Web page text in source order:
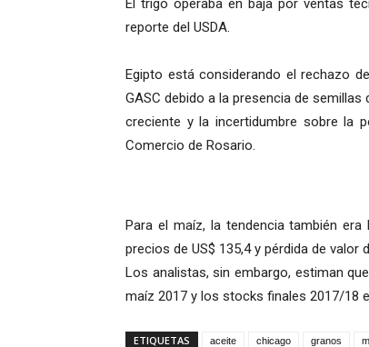
El trigo operaba en baja por ventas
reporte del USDA.
Egipto está considerando el rechazo
GASC debido a la presencia de
creciente y la incertidumbre sobre la
Comercio de Rosario.
Para el maíz, la tendencia también
precios de US$ 135,4 y pérdida de valor
Los analistas, sin embargo, estiman
maíz 2017 y los stocks finales 2017/18
ETIQUETAS aceite chicago granos